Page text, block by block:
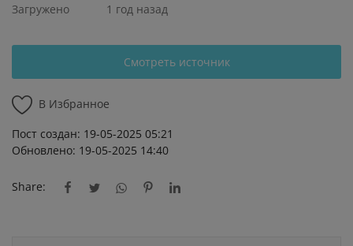
Загружено 1 год назад
Смотреть источник
В Избранное
Пост создан: 19-05-2025 05:21
Обновлено: 19-05-2025 14:40
Share: